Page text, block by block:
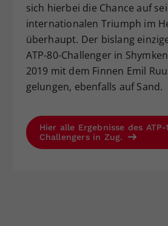
sich hierbei die Chance auf
internationalen Triumph im
überhaupt. Der bislang
ATP-80-Challenger in
2019 mit dem Finnen Emil
gelungen, ebenfalls auf Sand.
Hier alle Ergebnisse des ATP-
Challengers in Zug.